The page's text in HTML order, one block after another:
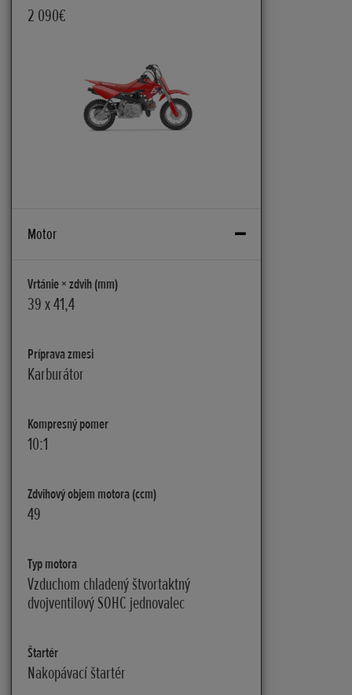
2 090€
Motor
Vrtánie × zdvih (mm)
39 x 41,4
Príprava zmesi
Karburátor
Kompresný pomer
10:1
Zdvihový objem motora (ccm)
49
Typ motora
Vzduchom chladený štvortaktný
dvojventilový SOHC jednovalec
Štartér
Nakopávací štartér